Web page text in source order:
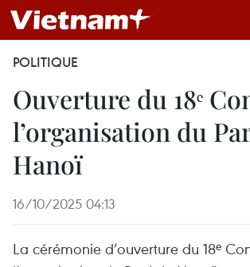
POLITIQUE
Ouverture du 18ᵉ
l’organisation du
Hanoï
16/10/2025 04:13
La cérémonie d’ouverture du 18ᵉ